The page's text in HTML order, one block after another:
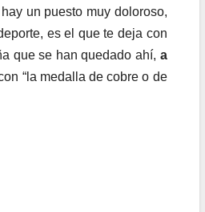
un puesto muy doloroso,
es el que te deja con
que se han quedado ahí, a
“la medalla de cobre o de